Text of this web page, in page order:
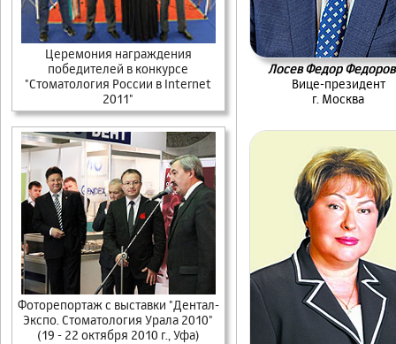
Церемония награждения
победителей в конкурсе
"Стоматология России в Internet
2011"
Фоторепортаж с выставки "Дентал-
Экспо. Стоматология Урала 2010"
(19 - 22 октября 2010 г., Уфа)
Лосев Федор
Вице-президент
г. Москва